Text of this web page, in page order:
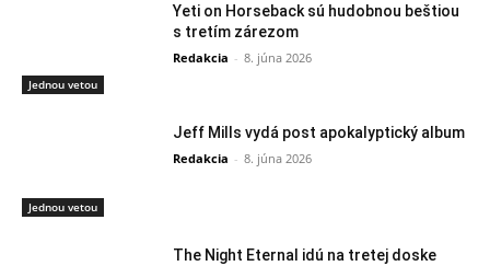
Jednou vetou
Yeti on Horseback sú hudobnou beštiou
s tretím zárezom
Redakcia - 8. júna 2026
Jednou vetou
Jeff Mills vydá post apokalyptický album
Redakcia - 8. júna 2026
The Night Eternal idú na tretej doske